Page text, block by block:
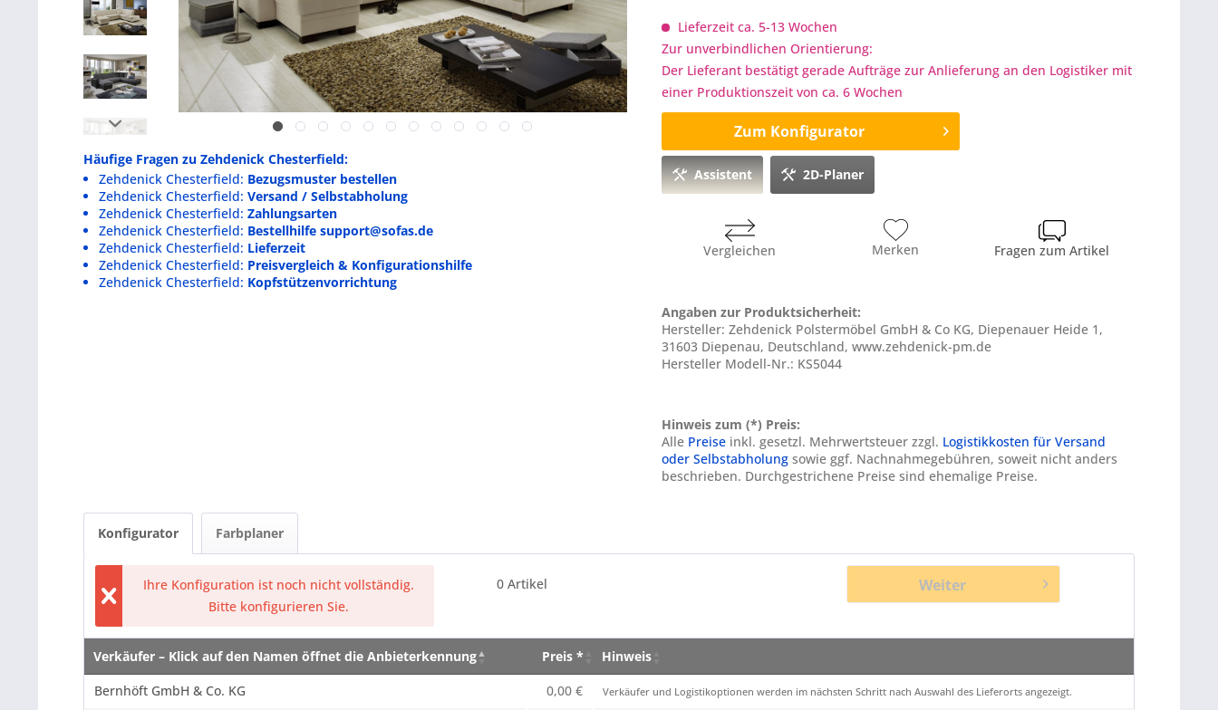
Häufige Fragen zu Zehdenick Chesterfield:
Zehdenick Chesterfield: Bezugsmuster bestellen
Zehdenick Chesterfield: Versand / Selbstabholung
Zehdenick Chesterfield: Zahlungsarten
Zehdenick Chesterfield: Bestellhilfe support@sofas.de
Zehdenick Chesterfield: Lieferzeit
Zehdenick Chesterfield: Preisvergleich & Konfigurationshilfe
Zehdenick Chesterfield: Kopfstützenvorrichtung
Lieferzeit ca. 5-13 Wochen
Zur unverbindlichen Orientierung:
Der Lieferant bestätigt gerade Aufträge zur Anlieferung an den Logistiker mit
einer Produktionszeit von ca. 6 Wochen
Zum Konfigurator
Assistent 2D-Planer
Vergleichen Merken Fragen zum Artikel
Angaben zur Produktsicherheit:
Hersteller: Zehdenick Polstermöbel GmbH & Co KG, Diepenauer Heide 1,
31603 Diepenau, Deutschland, www.zehdenick-pm.de
Hersteller Modell-Nr.: KS5044
Hinweis zum (*) Preis:
Alle Preiseinkl. gesetzl. Mehrwertsteuer zzgl. Logistikkosten für Versand
oder Selbstabholungsowie ggf. Nachnahmegebühren, soweit nicht anders
beschrieben. Durchgestrichene Preise sind ehemalige Preise.
Konfigurator Farbplaner
Ihre Konfiguration ist noch nicht vollständig.
Bitte konfigurieren Sie.
0 Artikel Weiter
Verkäufer – Klick auf den Namen öffnet die Anbieterkennung Preis *
Hinweis
Verkäufer – Klick auf den Namen öffnet die Anbieterkennung
Preis *
Bernhöft GmbH & Co. KG 0,00 € Verkäufer und Logistikoptionen werden im nächsten Schritt nach Auswahl des Lieferorts angezeigt.